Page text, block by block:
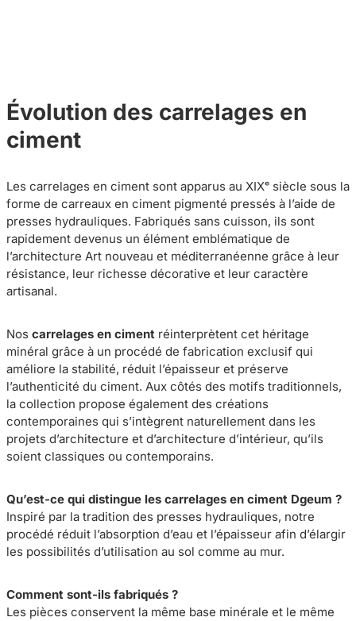
Évolution des carrelages en
ciment
Les carrelages en ciment sont apparus au XIXᵉ siècle sous la
forme de carreaux en ciment pigmenté pressés à l’aide de
presses hydrauliques. Fabriqués sans cuisson, ils sont
rapidement devenus un élément emblématique de
l’architecture Art nouveau et méditerranéenne grâce à leur
résistance, leur richesse décorative et leur caractère
artisanal.
Nos carrelages en ciment réinterprètent cet héritage
minéral grâce à un procédé de fabrication exclusif qui
améliore la stabilité, réduit l’épaisseur et préserve
l’authenticité du ciment. Aux côtés des motifs traditionnels,
la collection propose également des créations
contemporaines qui s’intègrent naturellement dans les
projets d’architecture et d’architecture d’intérieur, qu’ils
soient classiques ou contemporains.
Qu’est-ce qui distingue les carrelages en ciment Dgeum ?
Inspiré par la tradition des presses hydrauliques, notre
procédé réduit l’absorption d’eau et l’épaisseur afin d’élargir
les possibilités d’utilisation au sol comme au mur.
Comment sont-ils fabriqués ?
Les pièces conservent la même base minérale et le même